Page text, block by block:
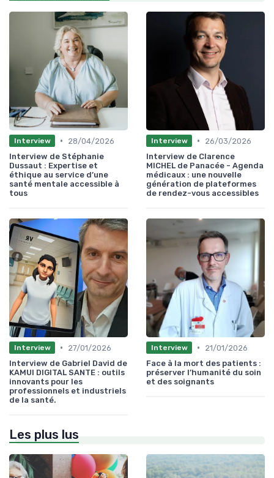
Interview •
28/04/2026
Interview de Stéphanie
Dussaut : Expertise et
éthique au service d’une
santé mentale accessible à
tous
Interview •
26/03/2026
Interview de Clarence
MICHEL de Panacée - Agenda
médicaux : une nouvelle
génération de plateformes
de rendez-vous accessibles
Interview •
27/01/2026
Interview de Gabriel David de
KAMUI DIGITAL SANTE : outils
innovants pour les
professionnels et industriels
de la santé.
Interview •
21/01/2026
Face à la mort des patients :
préserver l’humanité du soin
et des soignants
Les plus lus